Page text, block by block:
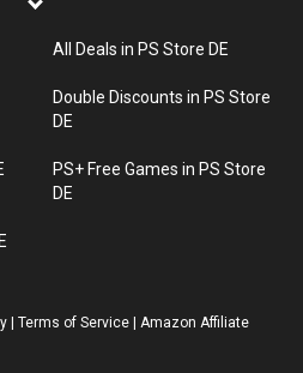
All Deals in PS Store DE
Double Discounts in PS Store
DE
PS+ Free Games in PS Store
DE
Terms of Service
Amazon Affiliate